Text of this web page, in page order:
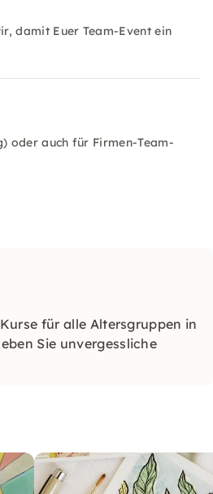
damit Euer Team-Event ein
oder auch für Firmen-Team-
für alle Altersgruppen in
Sie unvergessliche